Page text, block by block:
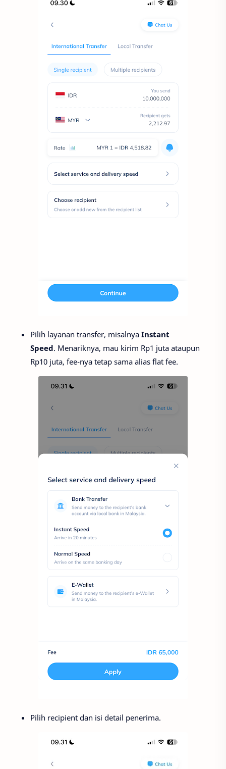
Pilih layanan transfer, misalnya Instant
Speed. Menariknya, mau kirim Rp1 juta ataupun
Rp10 juta, fee-nya tetap sama alias flat fee.
Pilih recipient dan isi detail penerima.